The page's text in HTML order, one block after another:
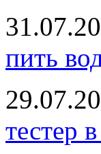
пить
тестер